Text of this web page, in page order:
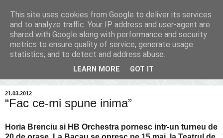
Inima Bacăului
Din inima Bacăului...spre inima ta...
21.03.2012
“Fac ce-mi spune inima”
Horia Brenciu si HB Orchestra pornesc intr-un turneu de
This site uses cookies from Google to deliver its services
and to analyze traffic. Your IP address and user-agent are
shared with Google along with performance and security
metrics to ensure quality of service, generate usage
statistics, and to detect and address abuse.
LEARN MORE GOT IT